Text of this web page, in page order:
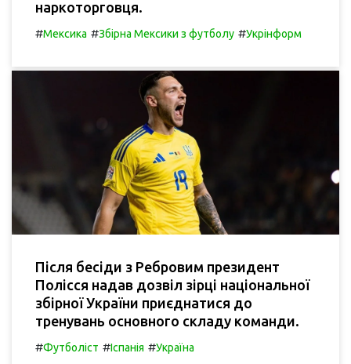
наркоторговця.
#Мексика #Збірна Мексики з футболу #Укрінформ
Після бесіди з Ребровим президент
Полісся надав дозвіл зірці національної
збірної України приєднатися до
тренувань основного складу команди.
#Футболіст #Іспанія #Україна